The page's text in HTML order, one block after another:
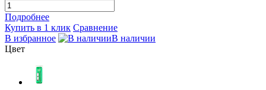
Подробнее
Купить в 1 клик Сравнение
В избранное
В наличии
Цвет